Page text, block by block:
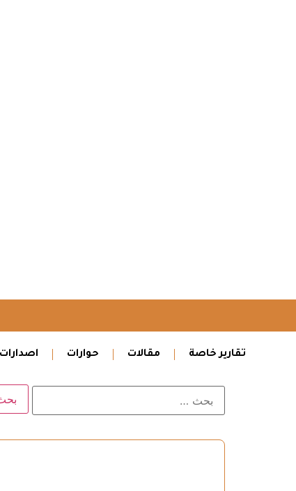
تقارير خاصة مقالات حوارات